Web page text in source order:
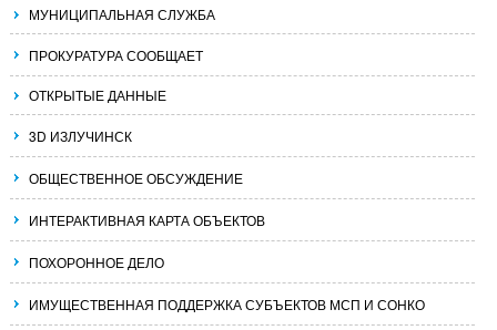
МУНИЦИПАЛЬНАЯ СЛУЖБА
ПРОКУРАТУРА СООБЩАЕТ
ОТКРЫТЫЕ ДАННЫЕ
3D ИЗЛУЧИНСК
ОБЩЕСТВЕННОЕ ОБСУЖДЕНИЕ
ИНТЕРАКТИВНАЯ КАРТА ОБЪЕКТОВ
ПОХОРОННОЕ ДЕЛО
ИМУЩЕСТВЕННАЯ ПОДДЕРЖКА СУБЪЕКТОВ МСП И СОНКО